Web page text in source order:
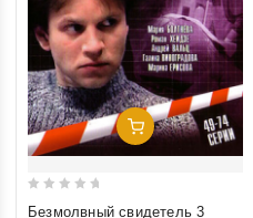
Добавить В Корзину
Безмолвный свидетель 3